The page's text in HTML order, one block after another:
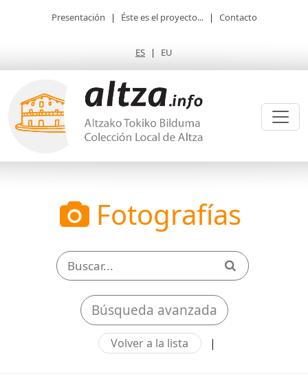
Presentación | Éste es el proyecto... | Contacto
ES | EU
Fotografías
Búsqueda avanzada
Volver a la lista |